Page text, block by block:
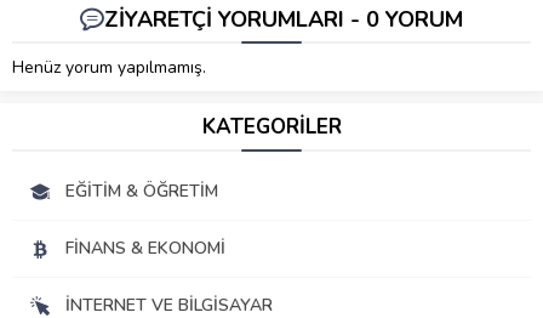
ZİYARETÇİ YORUMLARI - 0 YORUM
Henüz yorum yapılmamış.
KATEGORİLER
EĞITIM & ÖĞRETIM
FINANS & EKONOMI
İNTERNET VE BILGISAYAR